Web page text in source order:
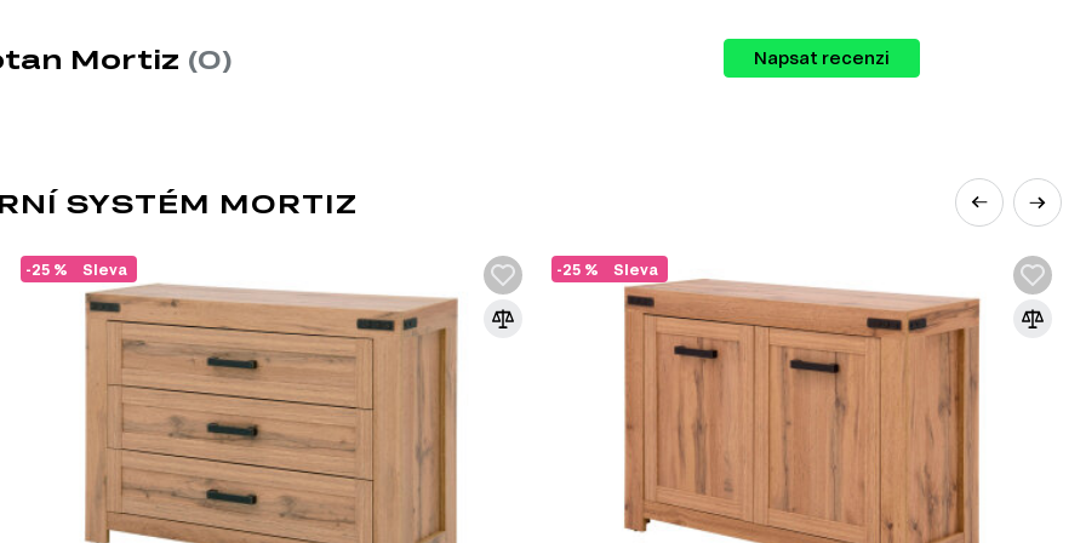
skládá z 24 produktů. V rámci této série si můžete vybírat z různých kategorií, jako jsou:
VENKOVSKÝ STYL
Neobvyklý styl interiéru je oblíbený v designu venkovských domů, letních chat a
statků. Design je stále častější v kavárnách, hotelech, rekreačních střediscích a
dokonce i v městských bytech. Přestože se country styl liší svými jedinečnými
dekoracemi a designem v závislosti na etnickém regionu, národních tradicích a
folklóru, obecné rysy stylu lze stále identifikovat:
Mortiz (0) Napsat recenzi
SYSTÉM MORTIZ
Sleva
-25 % Sleva
-25 %